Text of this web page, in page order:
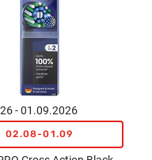
- 01.09.2026
02.08-01.09